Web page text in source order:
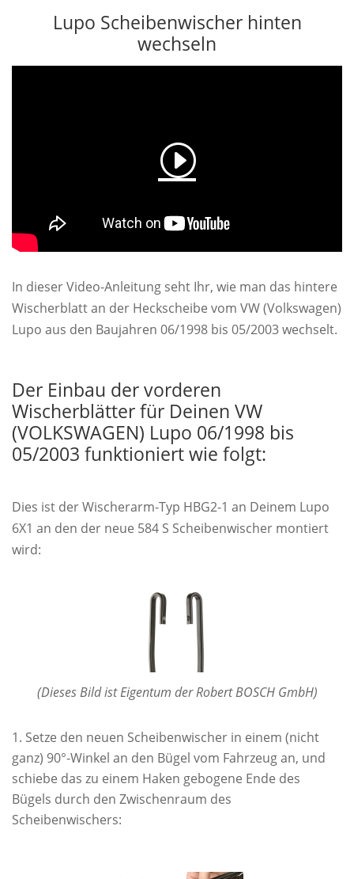
Lupo Scheibenwischer hinten
wechseln
In dieser Video-Anleitung seht Ihr, wie man das hintere
Wischerblatt an der Heckscheibe vom VW (Volkswagen)
Lupo aus den Baujahren 06/1998 bis 05/2003 wechselt.
Der Einbau der vorderen
Wischerblätter für Deinen VW
(VOLKSWAGEN) Lupo 06/1998 bis
05/2003 funktioniert wie folgt:
Dies ist der Wischerarm-Typ HBG2-1 an Deinem Lupo
6X1 an den der neue 584 S Scheibenwischer montiert
wird:
(Dieses Bild ist Eigentum der Robert BOSCH GmbH)
Setze den neuen Scheibenwischer in einem (nicht
ganz) 90°-Winkel an den Bügel vom Fahrzeug an, und
schiebe das zu einem Haken gebogene Ende des
Bügels durch den Zwischenraum des
Scheibenwischers: